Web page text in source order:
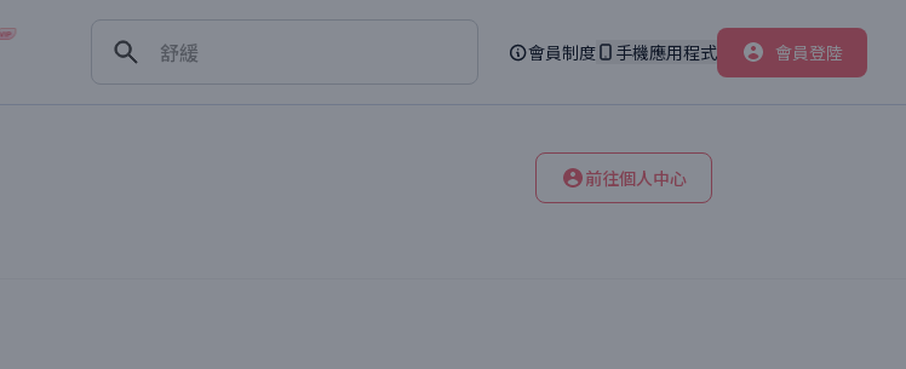
舒緩
會員制度 手機應用程式 會員登陸
前往個人中心